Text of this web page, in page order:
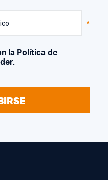
la Política de